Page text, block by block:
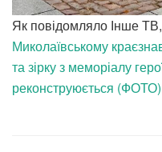
Як повідомляло Інше ТВ,
Миколаївському
та зірку з меморіалу
реконструюється (ФОТО)